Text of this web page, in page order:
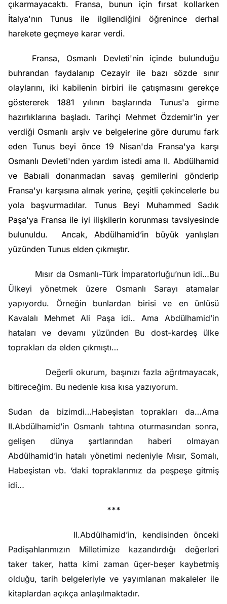
çıkarmayacaktı. Fransa, bunun için fırsat kollarken
İtalya'nın Tunus ile ilgilendiğini öğrenince derhal
harekete geçmeye karar verdi.
Fransa, Osmanlı Devleti'nin içinde bulunduğu
buhrandan faydalanıp Cezayir ile bazı sözde sınır
olaylarını, iki kabilenin birbiri ile çatışmasını gerekçe
göstererek 1881 yılının başlarında Tunus'a girme
hazırlıklarına başladı. Tarihçi Mehmet Özdemir'in yer
verdiği Osmanlı arşiv ve belgelerine göre durumu fark
eden Tunus beyi önce 19 Nisan'da Fransa'ya karşı
Osmanlı Devleti'nden yardım istedi ama II. Abdülhamid
ve Babıali donanmadan savaş gemilerini gönderip
Fransa'yı karşısına almak yerine, çeşitli çekincelerle bu
yola başvurmadılar. Tunus Beyi Muhammed Sadık
Paşa'ya Fransa ile iyi ilişkilerin korunması tavsiyesinde
bulunuldu. Ancak, Abdülhamid’in büyük yanlışları
yüzünden Tunus elden çıkmıştır.
Mısır da Osmanlı-Türk İmparatorluğu’nun idi…Bu
Ülkeyi yönetmek üzere Osmanlı Sarayı atamalar
yapıyordu. Örneğin bunlardan birisi ve en ünlüsü
Kavalalı Mehmet Ali Paşa idi.. Ama Abdülhamid’in
hataları ve devamı yüzünden Bu dost-kardeş ülke
toprakları da elden çıkmıştı…
Değerli okurum, başınızı fazla ağrıtmayacak,
bitireceğim. Bu nedenle kısa kısa yazıyorum.
Sudan da bizimdi…Habeşistan toprakları da…Ama
II.Abdülhamid’in Osmanlı tahtına oturmasından sonra,
gelişen dünya şartlarından haberi olmayan
Abdülhamid’in hatalı yönetimi nedeniyle Mısır, Somalı,
Habeşistan vb. ‘daki topraklarımız da peşpeşe gitmiş
idi…
***
II.Abdülhamid’in, kendisinden önceki
Padişahlarımızın Milletimize kazandırdığı değerleri
taker taker, hatta kimi zaman üçer-beşer kaybetmiş
olduğu, tarih belgeleriyle ve yayımlanan makaleler ile
kitaplardan açıkça anlaşılmaktadır.